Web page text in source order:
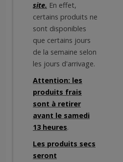
site. En effet,
certains produits ne
sont disponibles
que certains jours
de la semaine selon
les jours d'arrivage.
Attention: les
produits frais
sont à retirer
avant le samedi
13 heures.
Les produits secs
seront